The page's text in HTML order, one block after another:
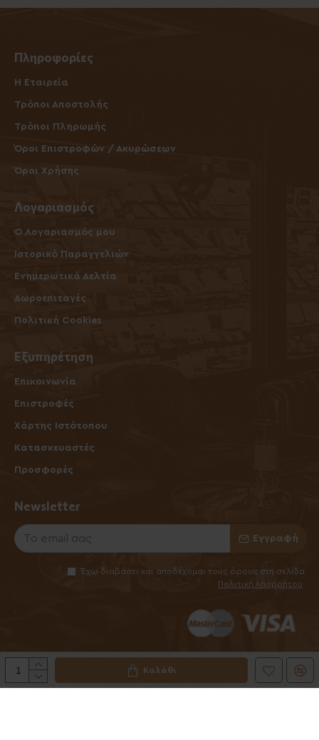
Καλάθι
Πληροφορίες
Η Εταιρεία
Τρόποι Αποστολής
Τρόποι Πληρωμής
Όροι Επιστροφών / Ακυρώσεων
Όροι Χρήσης
Λογαριασμός
O Λογαριασμός μου
Ιστορικό Παραγγελιών
Ενημερωτικά Δελτία
Δωροεπιταγές
Πολιτική Cookies
Εξυπηρέτηση
Επικοινωνία
Επιστροφές
Χάρτης Ιστότοπου
Κατασκευαστές
Προσφορές
Newsletter
Εγγραφή
Έχω διαβάσει και αποδέχομαι τους όρους στη σελίδα
Πολιτική Απορρήτου